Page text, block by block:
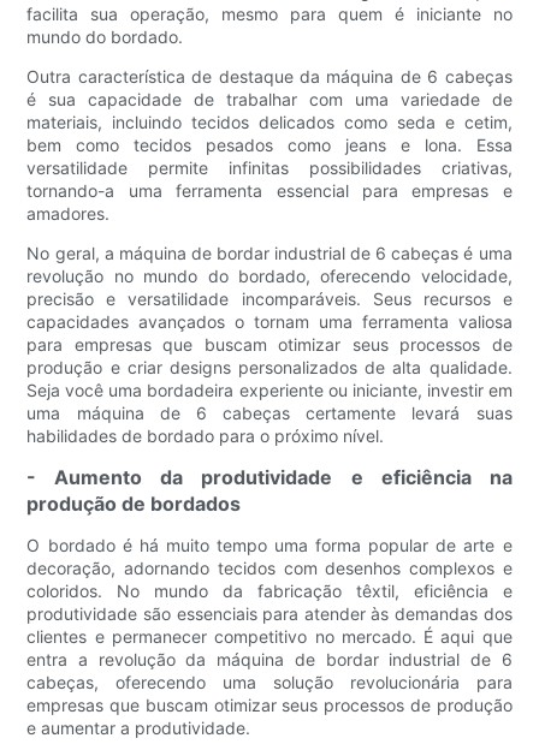
facilita sua operação, mesmo para quem é iniciante no
mundo do bordado.
Outra característica de destaque da máquina de 6 cabeças
é sua capacidade de trabalhar com uma variedade de
materiais, incluindo tecidos delicados como seda e cetim,
bem como tecidos pesados como jeans e lona. Essa
versatilidade permite infinitas possibilidades criativas,
tornando-a uma ferramenta essencial para empresas e
amadores.
No geral, a máquina de bordar industrial de 6 cabeças é uma
revolução no mundo do bordado, oferecendo velocidade,
precisão e versatilidade incomparáveis. Seus recursos e
capacidades avançados o tornam uma ferramenta valiosa
para empresas que buscam otimizar seus processos de
produção e criar designs personalizados de alta qualidade.
Seja você uma bordadeira experiente ou iniciante, investir em
uma máquina de 6 cabeças certamente levará suas
habilidades de bordado para o próximo nível.
- Aumento da produtividade e eficiência na
produção de bordados
O bordado é há muito tempo uma forma popular de arte e
decoração, adornando tecidos com desenhos complexos e
coloridos. No mundo da fabricação têxtil, eficiência e
produtividade são essenciais para atender às demandas dos
clientes e permanecer competitivo no mercado. É aqui que
entra a revolução da máquina de bordar industrial de 6
cabeças, oferecendo uma solução revolucionária para
empresas que buscam otimizar seus processos de produção
e aumentar a produtividade.